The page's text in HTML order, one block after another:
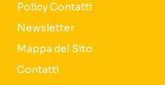
Policy Contatti
Newsletter
Mappa del Sito
Contatti